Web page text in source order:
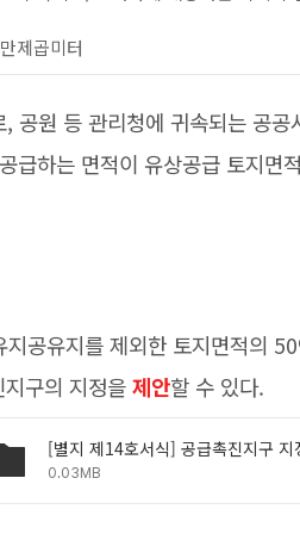
제곱미터
공원 등 관리청에 귀속되는 공
급하는 면적이 유상공급 토지면
공유지를 제외한 토지면적의
구의 지정을제안할 수 있다.
0.03MB